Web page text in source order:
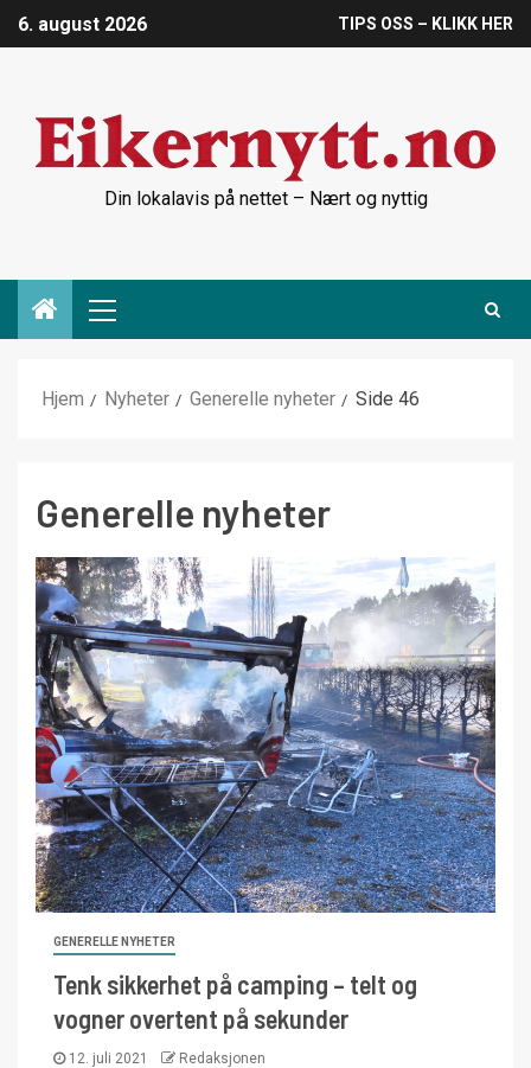
6. august 2026 TIPS OSS – KLIKK HER
Din lokalavis på nettet – Nært og nyttig
Hjem Nyheter Generelle nyheter Side 46
Generelle nyheter
GENERELLE NYHETER
Tenk sikkerhet på camping – telt og
vogner overtent på sekunder
12. juli 2021 Redaksjonen